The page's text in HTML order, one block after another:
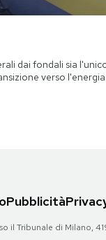
dai fondali sia
verso
Pubblicità
il Tribunale di Milano,